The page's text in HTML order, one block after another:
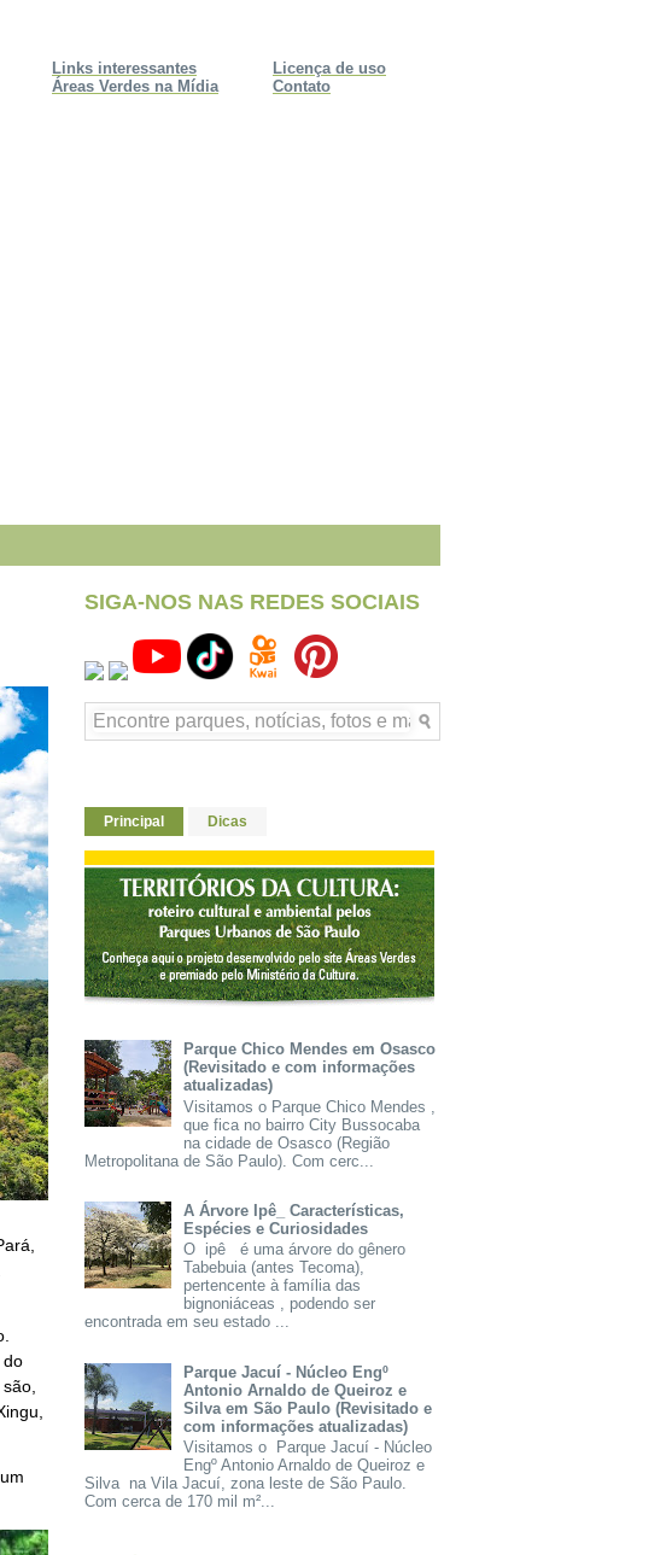
Licença de uso
Contato
Links interessantes
Áreas Verdes na Mídia
do
SIGA-NOS NAS REDES SOCIAIS
Principal Dicas
Parque Chico Mendes em Osasco
(Revisitado e com informações
atualizadas)
Visitamos o Parque Chico Mendes ,
que fica no bairro City Bussocaba
na cidade de Osasco (Região
Metropolitana de São Paulo). Com cerc...
A Árvore Ipê_ Características,
Espécies e Curiosidades
O ipê é uma árvore do gênero
Tabebuia (antes Tecoma),
pertencente à família das
bignoniáceas , podendo ser
encontrada em seu estado ...
Parque Jacuí - Núcleo Engº
Antonio Arnaldo de Queiroz e
Silva em São Paulo (Revisitado e
com informações atualizadas)
Visitamos o Parque Jacuí - Núcleo
Engº Antonio Arnaldo de Queiroz e
Silva na Vila Jacuí, zona leste de São Paulo.
Com cerca de 170 mil m²...